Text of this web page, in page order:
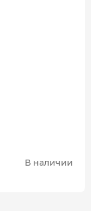
В наличии